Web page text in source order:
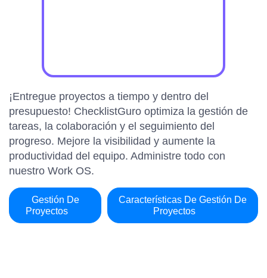
¡Entregue proyectos a tiempo y dentro del
presupuesto! ChecklistGuro optimiza la gestión de
tareas, la colaboración y el seguimiento del
progreso. Mejore la visibilidad y aumente la
productividad del equipo. Administre todo con
nuestro Work OS.
Gestión De
Proyectos
Características De Gestión De
Proyectos